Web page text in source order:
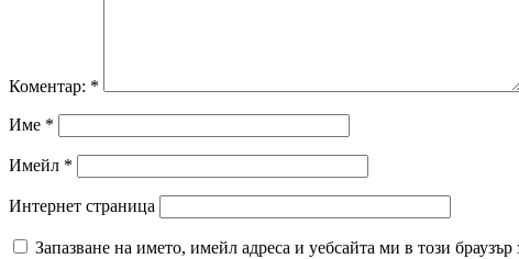
Коментар: *
Име *
Имейл *
Интернет страница
Запазване на името, имейл адреса и уебсайта ми в този